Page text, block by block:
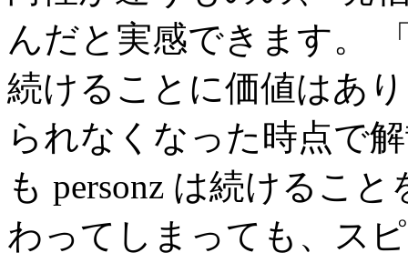
んだと実感できます。
続けることに価値はあ
られなくなった時点で
も personz は続けるこ
わってしまっても、ス